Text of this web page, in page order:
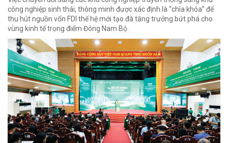
công nghiệp sinh thái, thông minh được xác định là “chìa khóa” để
thu hút nguồn vốn FDI thế hệ mới tạo đà tăng trưởng bứt phá cho
vùng kinh tế trọng điểm Đông Nam Bộ.